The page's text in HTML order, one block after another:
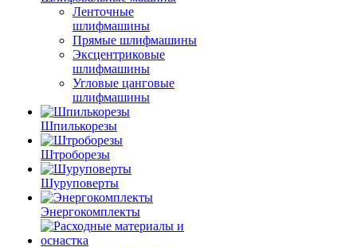
Ленточные
шлифмашины
Прямые шлифмашины
Эксцентриковые
шлифмашины
Угловые цанговые
шлифмашины
Шпилькорезы
Штроборезы
Шуруповерты
Энергокомплекты